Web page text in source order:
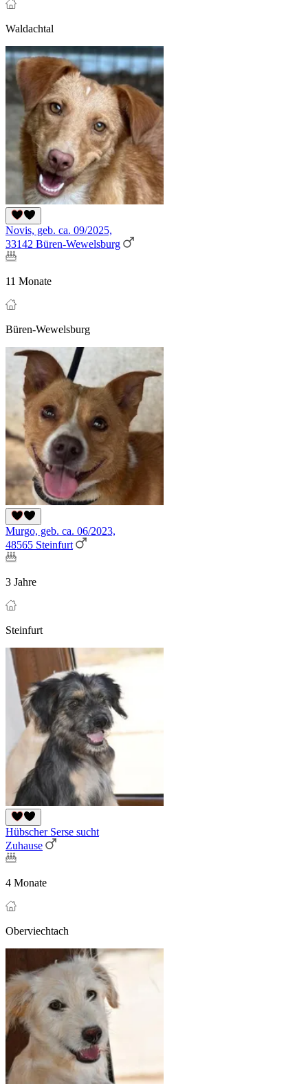
Waldachtal
Novis, geb. ca. 09/2025,
33142 Büren-Wewelsburg
11 Monate
Büren-Wewelsburg
Murgo, geb. ca. 06/2023,
48565 Steinfurt
3 Jahre
Steinfurt
Hübscher Serse sucht
Zuhause
4 Monate
Oberviechtach